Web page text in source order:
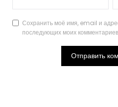
Сохранить моё имя, email и
последующих моих